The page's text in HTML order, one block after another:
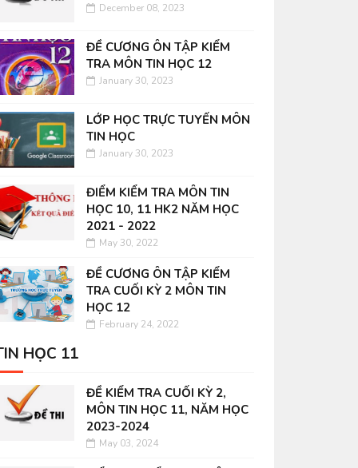
December 08, 2023
ĐỀ CƯƠNG ÔN TẬP KIỂM
TRA MÔN TIN HỌC 12
January 30, 2023
LỚP HỌC TRỰC TUYẾN MÔN
TIN HỌC
January 30, 2023
ĐIỂM KIỂM TRA MÔN TIN
HỌC 10, 11 HK2 NĂM HỌC
2021 - 2022
May 30, 2022
ĐỀ CƯƠNG ÔN TẬP KIỂM
TRA CUỐI KỲ 2 MÔN TIN
HỌC 12
February 24, 2022
HỌC 11
ĐỀ KIỂM TRA CUỐI KỲ 2,
MÔN TIN HỌC 11, NĂM HỌC
2023-2024
May 03, 2024